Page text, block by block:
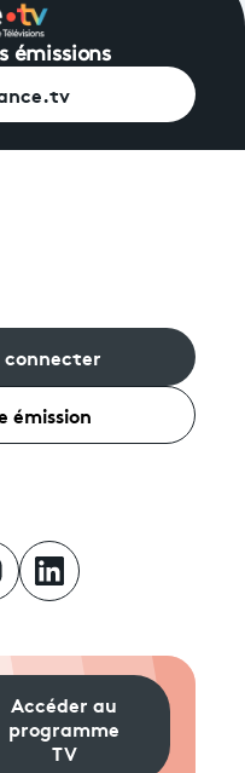
émissions
connecter
émission
Accéder au
programme
TV